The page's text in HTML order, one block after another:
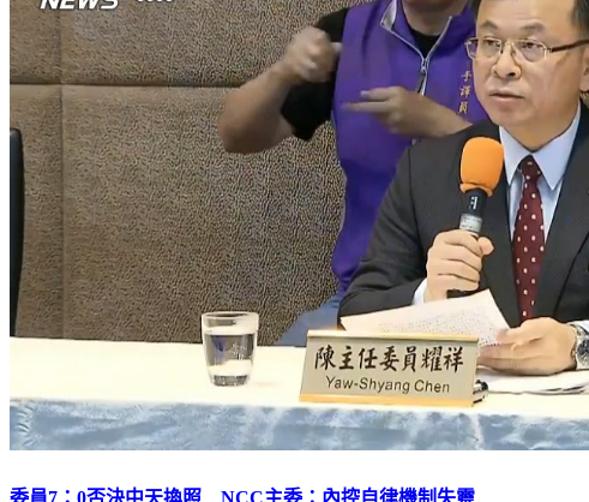
委員7：0否決中天換照 NCC主委：內控自律機制失靈